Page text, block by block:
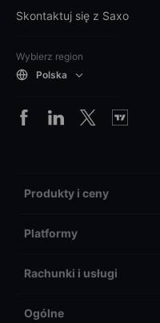
Skontaktuj się z Saxo
Wybierz region
Polska
Produkty i ceny
Platformy
Rachunki i usługi
Ogólne